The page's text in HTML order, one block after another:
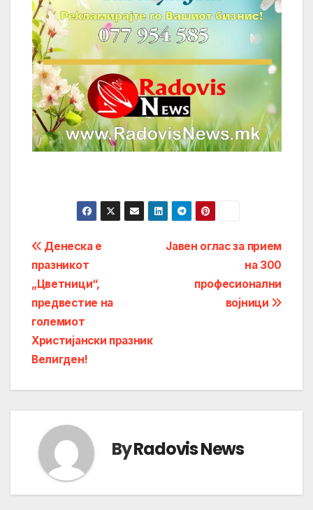
Post
navigation
Јавен оглас за прием
на 300
професионални
војници
Денеска е
празникот
„Цветници“,
предвестие на
големиот
Христијански празник
Велигден!
ByRadovis News